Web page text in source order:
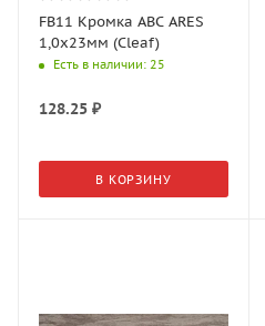
FB11 Кромка АВС ARES
1,0х23мм (Cleaf)
Есть в наличии: 25
128.25 ₽
В КОРЗИНУ